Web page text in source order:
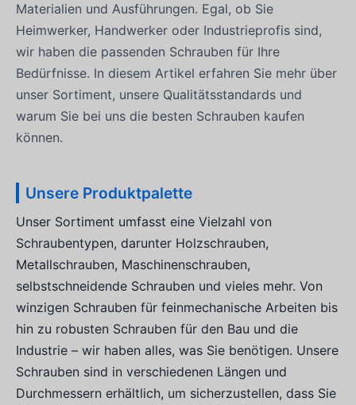
Materialien und Ausführungen. Egal, ob Sie
Heimwerker, Handwerker oder Industrieprofis sind,
wir haben die passenden Schrauben für Ihre
Bedürfnisse. In diesem Artikel erfahren Sie mehr über
unser Sortiment, unsere Qualitätsstandards und
warum Sie bei uns die besten Schrauben kaufen
können.
Unsere Produktpalette
Unser Sortiment umfasst eine Vielzahl von
Schraubentypen, darunter Holzschrauben,
Metallschrauben, Maschinenschrauben,
selbstschneidende Schrauben und vieles mehr. Von
winzigen Schrauben für feinmechanische Arbeiten bis
hin zu robusten Schrauben für den Bau und die
Industrie – wir haben alles, was Sie benötigen. Unsere
Schrauben sind in verschiedenen Längen und
Durchmessern erhältlich, um sicherzustellen, dass Sie